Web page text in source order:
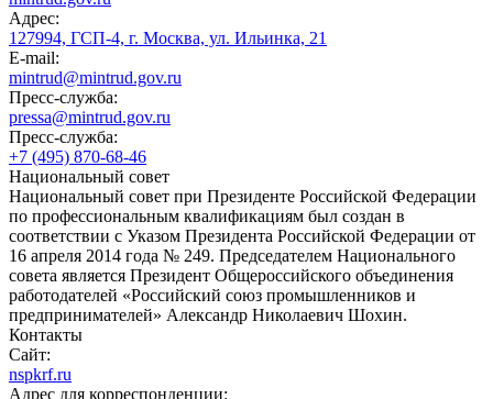
Адрес:
127994, ГСП-4, г. Москва, ул. Ильинка, 21
E-mail:
mintrud@mintrud.gov.ru
Пресс-служба:
pressa@mintrud.gov.ru
Пресс-служба:
+7 (495) 870-68-46
Национальный совет
Национальный совет при Президенте Российской Федерации
по профессиональным квалификациям был создан в
соответствии с Указом Президента Российской Федерации от
16 апреля 2014 года № 249. Председателем Национального
совета является Президент Общероссийского объединения
работодателей «Российский союз промышленников и
предпринимателей» Александр Николаевич Шохин.
Контакты
Сайт:
nspkrf.ru
Адрес для корреспонденции: